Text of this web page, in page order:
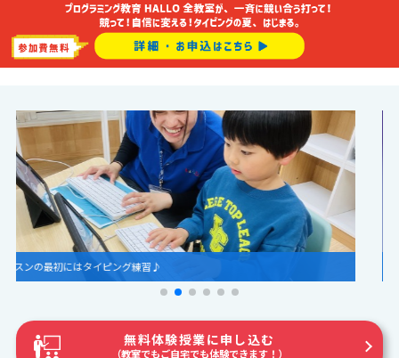
プログラミングスキルをインプットし色々な作品を作ります！
無料体験授業に申し込む
（教室でもご自宅でも体験できます！）